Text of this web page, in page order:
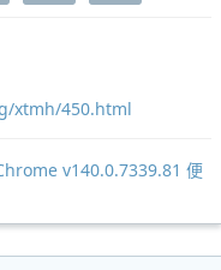
xtmh/450.html
v140.0.7339.81 便